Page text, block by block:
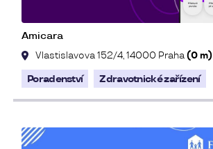
Amicara
Vlastislavova 152/4, 14000 Praha(0 m)
Poradenství Zdravotnické zařízení